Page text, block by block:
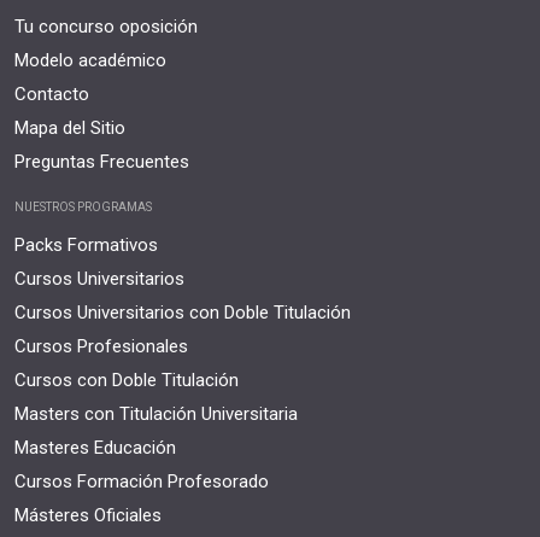
Tu concurso oposición
Modelo académico
Contacto
Mapa del Sitio
Preguntas Frecuentes
NUESTROS PROGRAMAS
Packs Formativos
Cursos Universitarios
Cursos Universitarios con Doble Titulación
Cursos Profesionales
Cursos con Doble Titulación
Masters con Titulación Universitaria
Masteres Educación
Cursos Formación Profesorado
Másteres Oficiales